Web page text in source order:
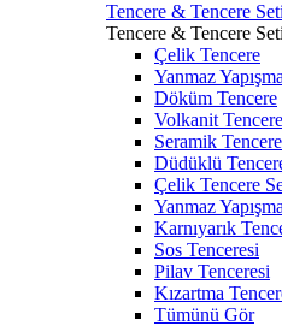
Tencere & Tencere Seti
Tencere & Tencere Seti
Çelik Tencere
Yanmaz
Döküm Tencere
Volkanit Tencere
Seramik Tencere
Düdüklü
Çelik Tencere
Yanmaz
Karnıyarık
Sos Tenceresi
Pilav Tenceresi
Kızartma
Tümünü Gör